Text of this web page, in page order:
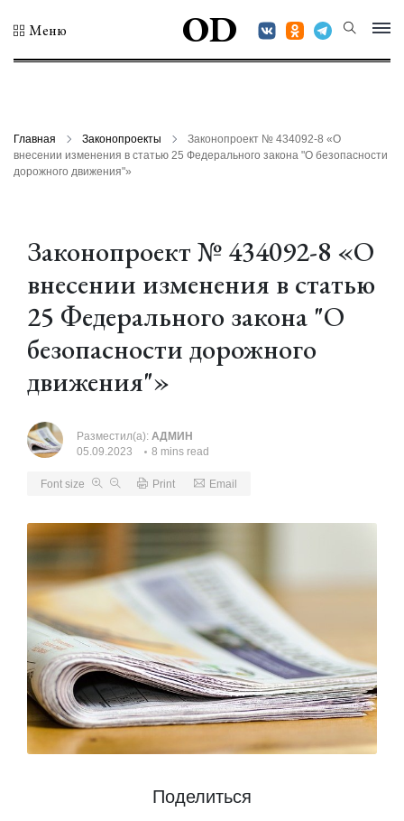
Меню OD
Главная Законопроекты
Законопроект № 434092-8 «О
внесении изменения в статью 25 Федерального закона "О безопасности
дорожного движения"»
Законопроект № 434092-8 «О
внесении изменения в статью
25 Федерального закона "О
безопасности дорожного
движения"»
Разместил(а): АДМИН
05.09.2023
8 mins read
Font size Print Email
Поделиться